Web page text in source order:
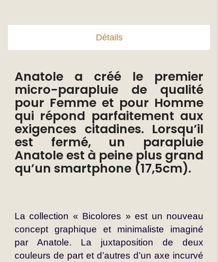
Détails
Anatole a créé le premier
micro-parapluie de qualité
pour Femme et pour Homme
qui répond parfaitement aux
exigences citadines. Lorsqu’il
est fermé, un parapluie
Anatole est à peine plus grand
qu’un smartphone (17,5cm).
La collection « Bicolores » est un nouveau
concept graphique et minimaliste imaginé
par Anatole. La juxtaposition de deux
couleurs de part et d’autres d’un axe incurvé